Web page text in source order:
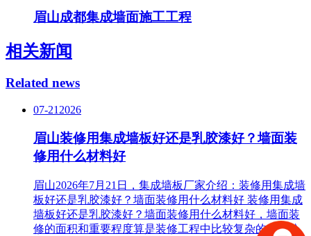
眉山成都集成墙面施工工程
相关新闻
Related news
07-21 2026
眉山装修用集成墙板好还是乳胶漆好？墙面装
修用什么材料好
眉山2026年7月21日，集成墙板厂家介绍：装修用集成墙
板好还是乳胶漆好？墙面装修用什么材料好 装修用集成
墙板好还是乳胶漆好？墙面装修用什么材料好，墙面装
修的面积和重要程度算是装修工程中比较复杂的一部分